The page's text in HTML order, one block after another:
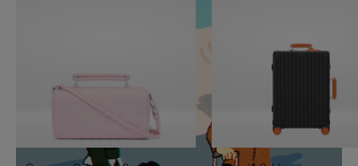
PAUSE,
APPUYEZ
SUR
DÉSACTIVÉ.
VEUILLEZ